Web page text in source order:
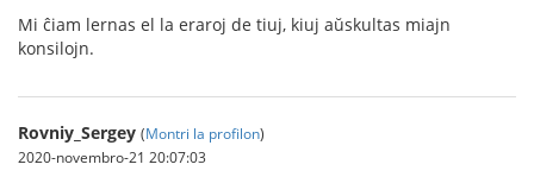
Mi ĉiam lernas el la eraroj de tiuj, kiuj aŭskultas miajn
konsilojn.
Rovniy_Sergey (Montri la profilon)
2020-novembro-21 20:07:03